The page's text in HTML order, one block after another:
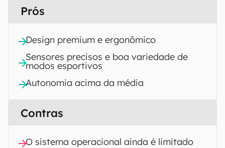
Prós
Design premium e ergonômico
Sensores precisos e boa variedade de
modos esportivos
Autonomia acima da média
Contras
O sistema operacional ainda é limitado